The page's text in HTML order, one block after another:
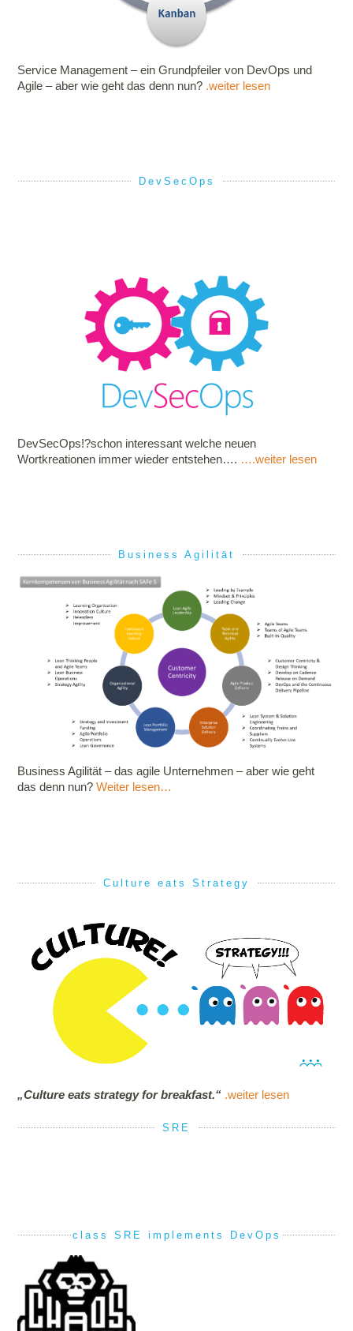
Service Management – ein Grundpfeiler von DevOps und
Agile – aber wie geht das denn nun? .weiter lesen
DevSecOps
DevSecOps!?schon interessant welche neuen
Wortkreationen immer wieder entstehen…. ….weiter lesen
Business Agilität
Business Agilität – das agile Unternehmen – aber wie geht
das denn nun?Weiter lesen…
Culture eats Strategy
„Culture eats strategy for breakfast.“ .weiter lesen
SRE
class SRE implements DevOps